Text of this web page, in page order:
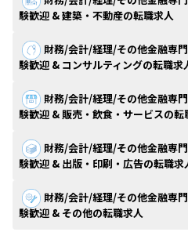
験歓迎 & 建築・不動産の転職求人
財務/会計/経理/その他金融専
験歓迎 & コンサルティングの転職求
財務/会計/経理/その他金融専
験歓迎 & 販売・飲食・サービスの転
財務/会計/経理/その他金融専
験歓迎 & 出版・印刷・広告の転職求
財務/会計/経理/その他金融専
験歓迎 & その他の転職求人